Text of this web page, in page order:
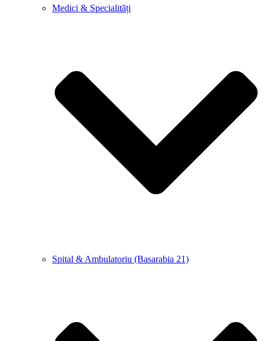
Medici & Specialități
Spital & Ambulatoriu (Basarabia 21)